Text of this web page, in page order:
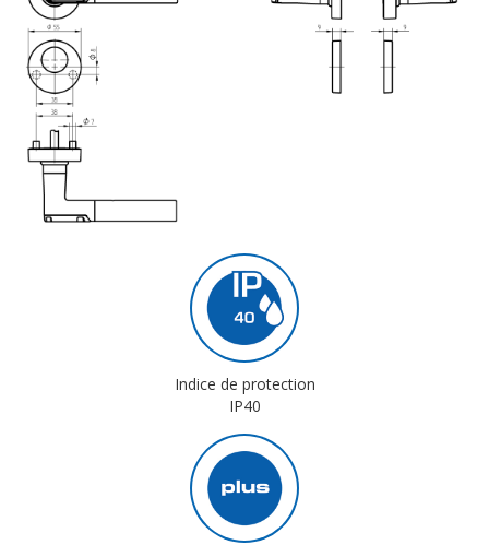
Indice de protection
IP40